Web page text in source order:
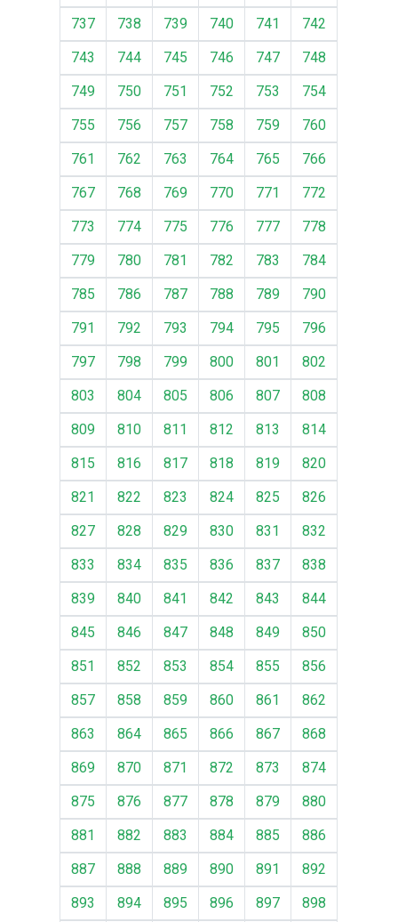
737 738 739 740 741
742
743
744 745 746 747
748
749
750 751 752 753
754
755
756 757 758 759
760
761
762 763 764 765
766
767
768 769 770 771
772
773
774 775 776 777
778
779
780 781 782 783
784
785
786 787 788 789
790
791
792 793 794 795
796
797
798 799 800 801
802
803
804 805 806 807
808
809
810 811 812 813
814
815
816 817 818 819
820
821
822 823 824 825
826
827
828 829 830 831
832
833
834 835 836 837
838
839
840 841 842 843
844
845
846 847 848 849
850
851
852 853 854 855
856
857
858 859 860 861
862
863
864 865 866 867
868
869
870 871 872 873
874
875
876 877 878 879
880
881
882 883 884 885
886
887
888 889 890 891
892
893
894 895 896 897
898